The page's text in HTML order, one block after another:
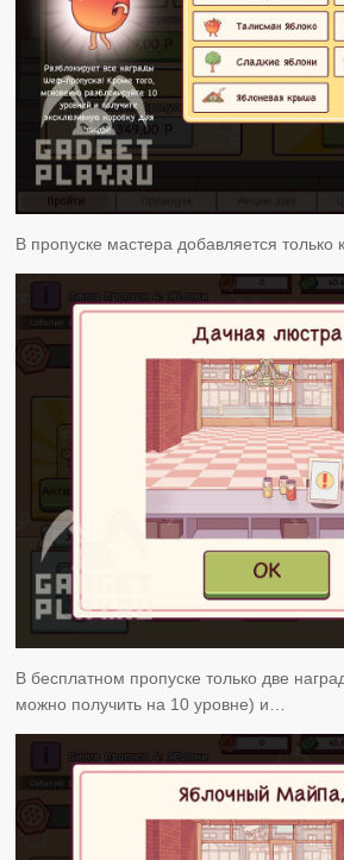
В пропуске мастера добавляется только
В бесплатном пропуске только две
можно получить на 10 уровне) и…